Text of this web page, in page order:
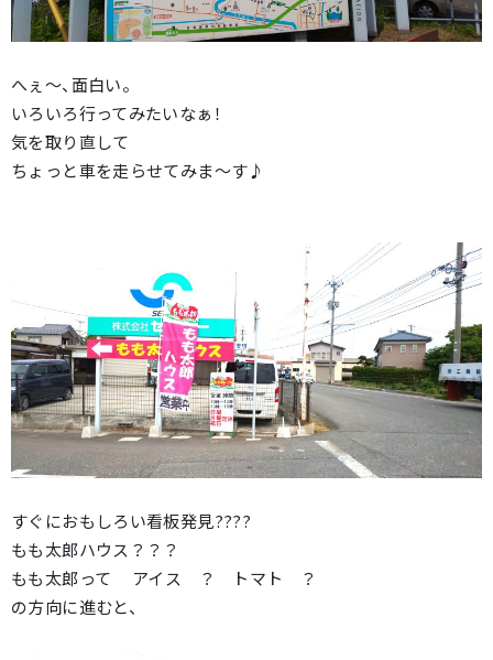
へぇ～、面白い。
いろいろ行ってみたいなぁ！
気を取り直して
ちょっと車を走らせてみま～す♪
すぐにおもしろい看板発見????
もも太郎ハウス？？？
もも太郎って アイス ？ トマト ？
の方向に進むと、